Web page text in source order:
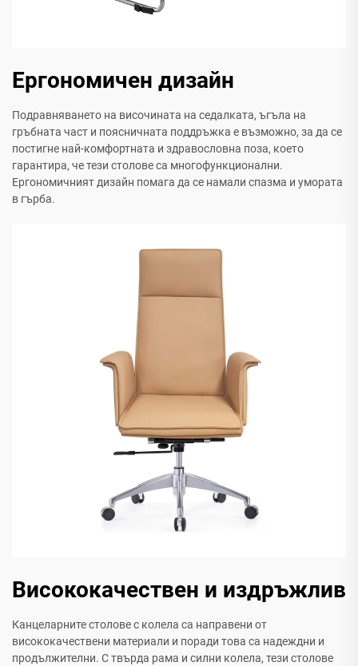
Ергономичен дизайн
Подравняването на височината на седалката, ъгъла на
гръбната част и поясничната поддръжка е възможно, за да се
постигне най-комфортната и здравословна поза, което
гарантира, че тези столове са многофункционални.
Ергономичният дизайн помага да се намали спазма и умората
в гърба.
Висококачествен и издръжлив
Канцеларните столове с колела са направени от
висококачествени материали и поради това са надеждни и
продължителни. С твърда рама и силни колела, тези столове